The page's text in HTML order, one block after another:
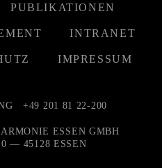
PUBLIKATIONEN
INTRANET
IMPRESSUM
+49 201 81 22-200
ESSEN GMBH
— 45128 ESSEN